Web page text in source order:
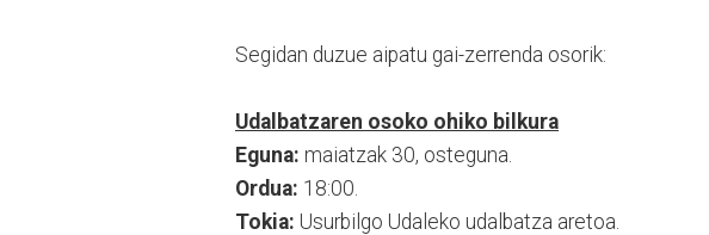
Segidan duzue aipatu gai-zerrenda osorik:
Udalbatzaren osoko ohiko bilkura
Eguna: maiatzak 30, osteguna.
Ordua: 18:00.
Tokia: Usurbilgo Udaleko udalbatza aretoa.